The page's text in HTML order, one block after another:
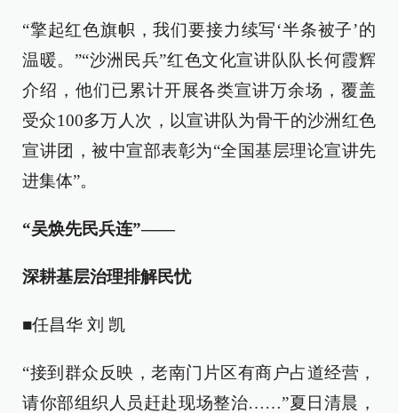
“擎起红色旗帜，我们要接力续写‘半条被子’的
温暖。”“沙洲民兵”红色文化宣讲队队长何霞辉
介绍，他们已累计开展各类宣讲万余场，覆盖
受众100多万人次，以宣讲队为骨干的沙洲红色
宣讲团，被中宣部表彰为“全国基层理论宣讲先
进集体”。
“吴焕先民兵连”——
深耕基层治理排解民忧
■任昌华 刘 凯
“接到群众反映，老南门片区有商户占道经营，
请你部组织人员赶赴现场整治……”夏日清晨，